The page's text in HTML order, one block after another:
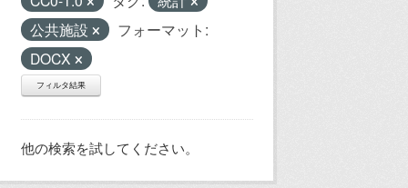
公共施設
フォーマット:
DOCX
フィルタ結果
他の検索を試してください。